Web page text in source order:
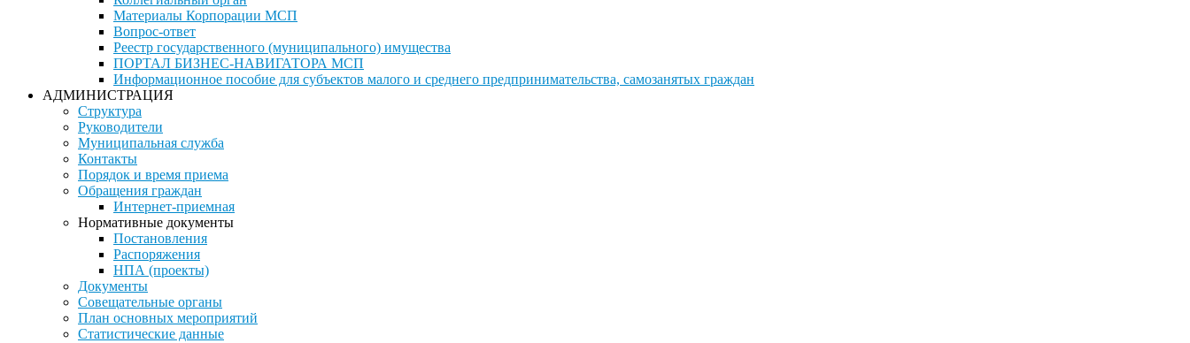
Материалы Корпорации МСП
Вопрос-ответ
Реестр государственного (муниципального) имущества
ПОРТАЛ БИЗНЕС-НАВИГАТОРА МСП
Информационное пособие для субъектов малого и среднего предпринимательства, самозанятых граждан
АДМИНИСТРАЦИЯ
Структура
Руководители
Муниципальная служба
Контакты
Порядок и время приема
Обращения граждан
Интернет-приемная
Нормативные документы
Постановления
Распоряжения
НПА (проекты)
Документы
Совещательные органы
План основных мероприятий
Статистические данные